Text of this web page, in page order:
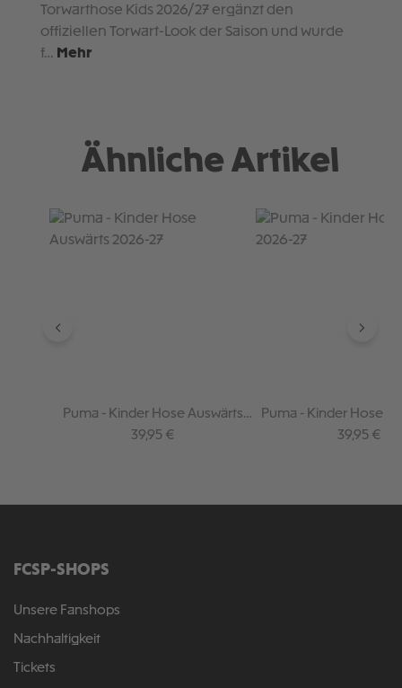
Torwarthose Kids 2026/27 ergänzt den
offiziellen Torwart-Look der Saison und wurde
f… Mehr
Ähnliche Artikel
Produktgalerie überspringen
Puma - Kinder Hose Auswärts
2026-27
Regulärer Preis:
39,95 €
Puma - Kinder Hose
27
Regulärer
39,95 €
FCSP-SHOPS
Unsere Fanshops
Nachhaltigkeit
Tickets